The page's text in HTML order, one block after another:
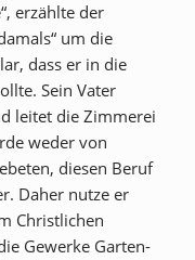
erzählte der
um die
dass er in die
Sein Vater
leitet die Zimmerei
weder von
diesen Beruf
Daher nutze er
Christlichen
Gewerke Garten-